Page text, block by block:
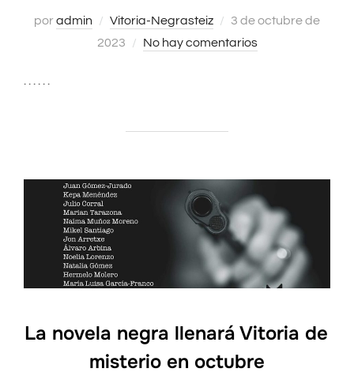
poradmin Vitoria-Negrasteiz
Publicado
el
3 de octubre de
2023
No hay comentarios
. . . . . .
La novela negra llenará Vitoria de
misterio en octubre